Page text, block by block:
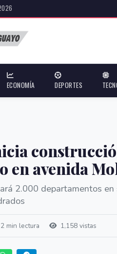
ECONOMÍA DEPORTES
avenida
2.000 departamentos
2 min lectura 1,158 vistas